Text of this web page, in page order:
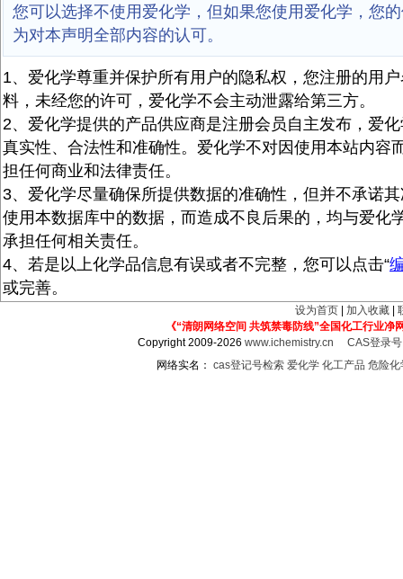
您可以选择不使用爱化学，但如果您使用爱化学，您
为对本声明全部内容的认可。
1、爱化学尊重并保护所有用户的隐私权，您注册的用
料，未经您的许可，爱化学不会主动泄露给第三方。
2、爱化学提供的产品供应商是注册会员自主发布，爱
真实性、合法性和准确性。爱化学不对因使用本站内容
担任何商业和法律责任。
3、爱化学尽量确保所提供数据的准确性，但并不承诺
使用本数据库中的数据，而造成不良后果的，均与爱化
承担任何相关责任。
4、若是以上化学品信息有误或者不完整，您可以点击“
或完善。
设为首页 加入收藏
《“清朗网络空间 共筑禁毒防线”全国化工行业净
Copyright 2009-2026www.ichemistry.cn
CAS登录
网络实名： cas登记号检索 爱化学 化工产品 危险化